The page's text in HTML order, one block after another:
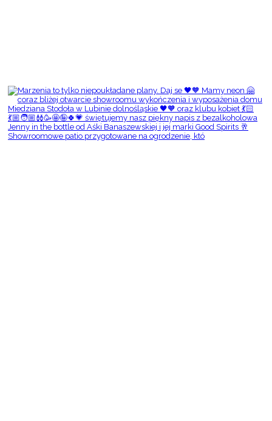
Showroomowe patio przygotowane na ogrodzenie, któ